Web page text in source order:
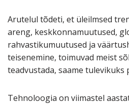
Arutelul tõdeti, et üleilmsed
areng, keskkonnamuutused,
rahvastikumuutused ja
teisenemine, toimuvad meist
teadvustada, saame tulevikuks
Tehnoloogia on viimastel